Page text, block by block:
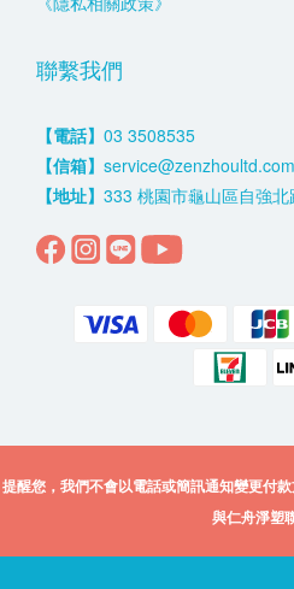
聯繫我們
【電話】 03 3508535
【信箱】 service@zenzhoultd.com
【地址】 333 桃園市龜山區自強
提醒您，我們不會以電話或簡訊通知變更付
與仁舟淨塑